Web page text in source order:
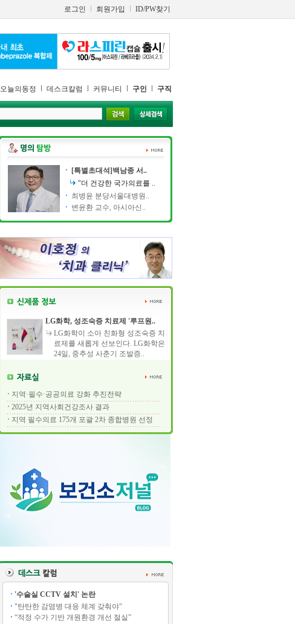
로그인 회원가입 ID/PW찾기
오늘의동정 데스크칼럼 커뮤니티 구인 구직
[특별초대석]백남종 서..
"더 건강한 국가의료를 ..
최병윤 분당서울대병원..
변윤환 교수, 아시아신..
LG화학, 성조숙증 치료제 '루프원..
LG화학이 소아 친화형 성조숙증 치
료제를 새롭게 선보인다. LG화학은
24일, 중추성 사춘기 조발증..
지역·필수·공공의료 강화 추진전략
2025년 지역사회건강조사 결과
지역 필수의료 175개 포괄 2차 종합병원 선정
'수술실 CCTV 설치' 논란
"탄탄한 감염병 대응 체계 갖춰야"
“적정 수가 기반 개원환경 개선 절실”